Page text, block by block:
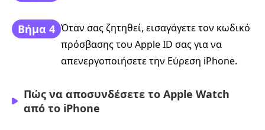
Βήμα 4 Όταν σας ζητηθεί, εισαγάγετε τον κωδικό
πρόσβασης του Apple ID σας για να
απενεργοποιήσετε την Εύρεση iPhone.
Πώς να αποσυνδέσετε το Apple Watch
από το iPhone